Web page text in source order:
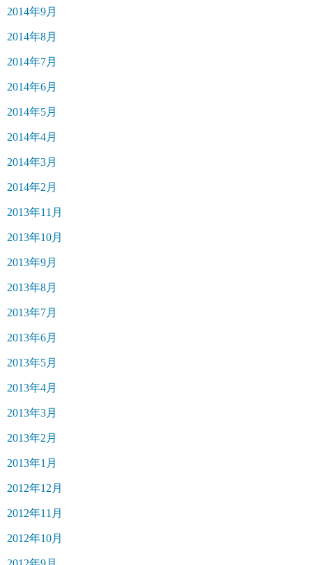
2014年9月
2014年8月
2014年7月
2014年6月
2014年5月
2014年4月
2014年3月
2014年2月
2013年11月
2013年10月
2013年9月
2013年8月
2013年7月
2013年6月
2013年5月
2013年4月
2013年3月
2013年2月
2013年1月
2012年12月
2012年11月
2012年10月